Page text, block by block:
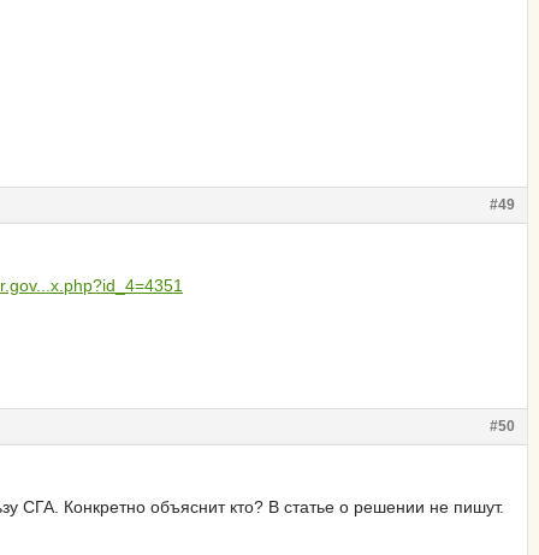
#49
#50
СГА. Конкретно объяснит кто? В статье о решении не пишут.